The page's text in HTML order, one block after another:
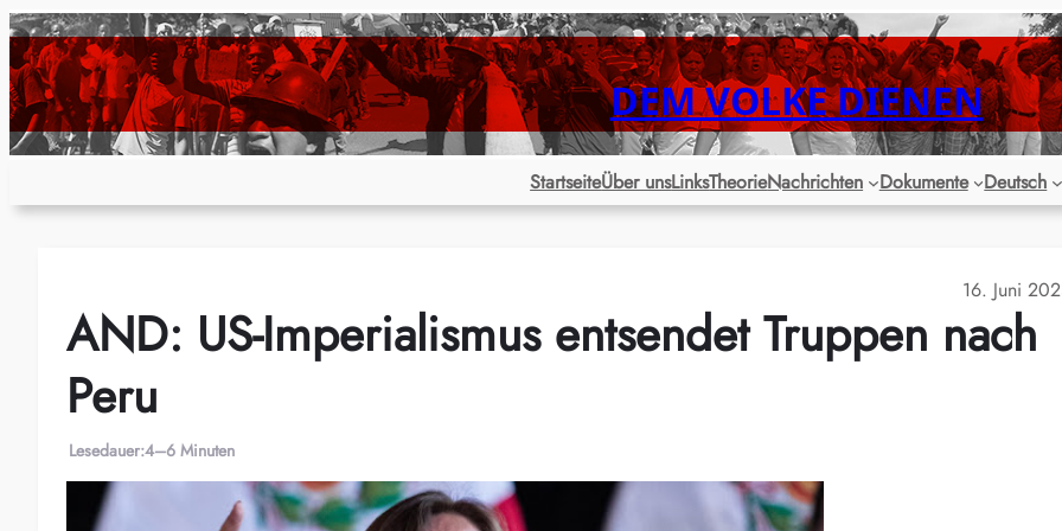
Zum
Inhalt
springen
DEM VOLKE DIENEN
StartseiteÜber unsLinksTheorieNachrichten Dokumente Deutsch
16. Juni
AND: US-Imperialismus entsendet Truppen nach
Peru
Lesedauer:4–6 Minuten